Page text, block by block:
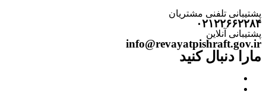
پشتیبانی تلفنی مشتریان
۰۲۱۲۲۶۶۲۲۸۴
پشتیبانی آنلاین
info@revayatpishraft.gov.ir
مارا دنبال کنید